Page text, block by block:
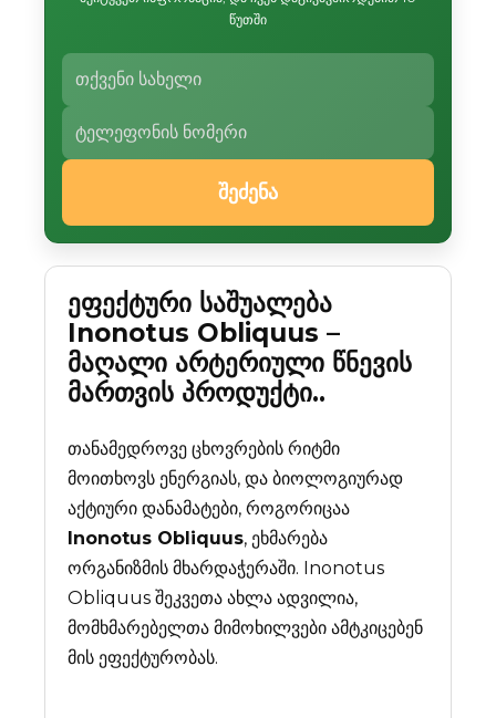
წუთში
შეძენა
ეფექტური საშუალება
Inonotus Obliquus –
მაღალი არტერიული წნევის
მართვის პროდუქტი..
თანამედროვე ცხოვრების რიტმი
მოითხოვს ენერგიას, და ბიოლოგიურად
აქტიური დანამატები, როგორიცაა
Inonotus Obliquus, ეხმარება
ორგანიზმის მხარდაჭერაში. Inonotus
Obliquus შეკვეთა ახლა ადვილია,
მომხმარებელთა მიმოხილვები ამტკიცებენ
მის ეფექტურობას.